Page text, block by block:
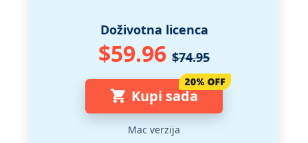
Doživotna licenca
$59.96 $74.95
Kupi sada
Mac verzija